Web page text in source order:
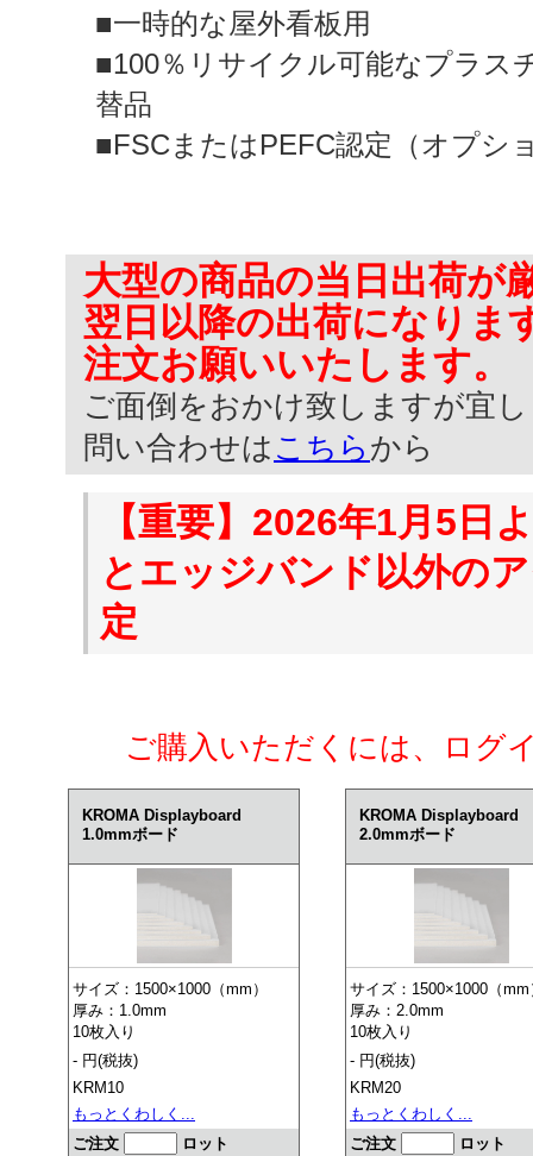
■一時的な屋外看板用
■100％リサイクル可能なプラス
替品
■FSCまたはPEFC認定（オプシ
大型の商品の当日出荷が
翌日以降の出荷になりま
注文お願いいたします。
ご面倒をおかけ致しますが宜
問い合わせは こちら から
【重要】2026年1月5日
とエッジバンド以外の
定
ご購入いただくには、ログ
KROMA Displayboard
1.0mmボード
サイズ：1500×1000（mm）
厚み：1.0mm
10枚入り
- 円(税抜)
KRM10
もっとくわしく...
ご注文
ロット
KROMA Displayboard
2.0mmボード
サイズ：1500×1000（mm
厚み：2.0mm
10枚入り
- 円(税抜)
KRM20
もっとくわしく...
ご注文
ロット